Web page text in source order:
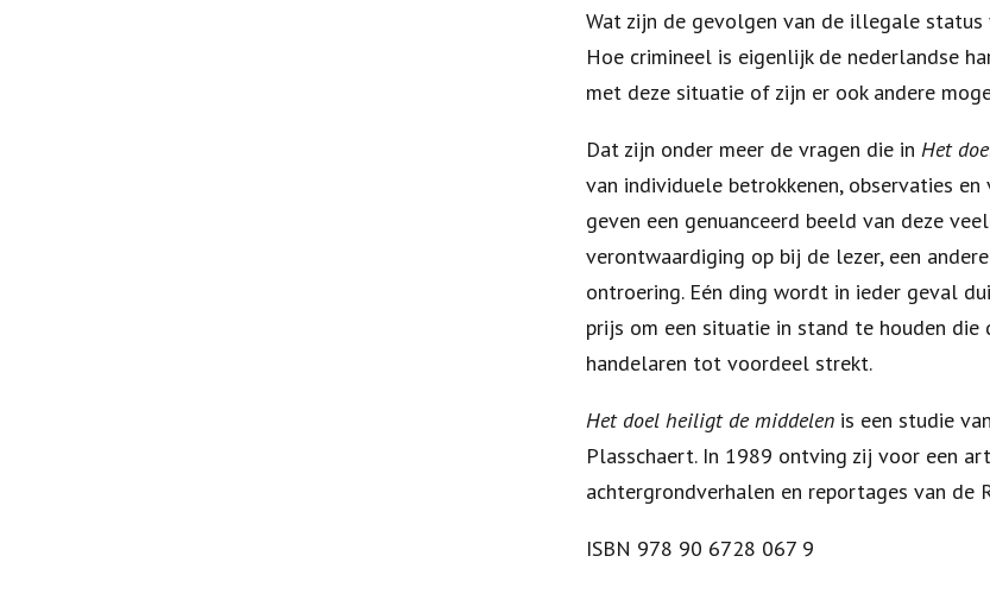
Wat zijn de gevolgen van de illegale status
Hoe crimineel is eigenlijk de nederlandse
met deze situatie of zijn er ook andere
Dat zijn onder meer de vragen die in Het
van individuele betrokkenen, observaties
geven een genuanceerd beeld van deze
verontwaardiging op bij de lezer, een
ontroering. Eén ding wordt in ieder geval
prijs om een situatie in stand te houden
handelaren tot voordeel strekt.
Het doel heiligt de middelenis een studie
Plasschaert. In 1989 ontving zij voor een
achtergrondverhalen en reportages van de
ISBN 978 90 6728 067 9